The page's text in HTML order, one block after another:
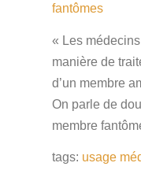
fantômes
« Les
manière de
d’un membre
On parle de
membre
tags: usage